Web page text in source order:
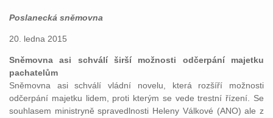
Poslanecká sněmovna
20. ledna 2015
Sněmovna asi schválí širší možnosti odčerpání majetku
pachatelům
Sněmovna asi schválí vládní novelu, která rozšíří možnosti
odčerpání majetku lidem, proti kterým se vede trestní řízení. Se
souhlasem ministryně spravedlnosti Heleny Válkové (ANO) ale z